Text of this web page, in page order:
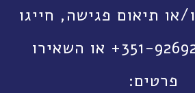
או תיאום פגישה, חייגו
אלינו 351-926921448+ או השאירו
פרטים: